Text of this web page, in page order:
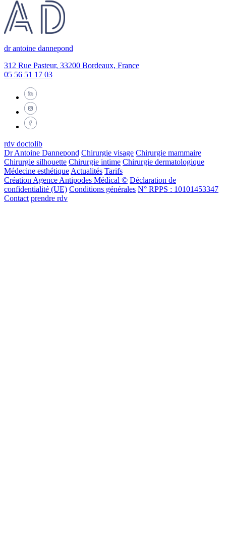
dr antoine dannepond
312 Rue Pasteur, 33200 Bordeaux, France
05 56 51 17 03
rdv doctolib
Dr Antoine Dannepond Chirurgie visage Chirurgie mammaire
Chirurgie silhouette Chirurgie intime Chirurgie dermatologique
Médecine esthétique Actualités Tarifs
Création Agence Antipodes Médical © Déclaration de
confidentialité (UE) Conditions générales N° RPPS : 10101453347
Contact prendre rdv